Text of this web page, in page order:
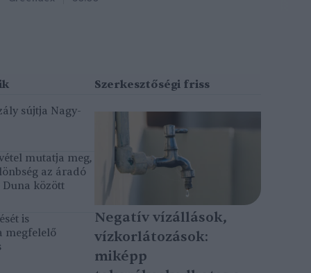
sújtja Nagy-
mutatja meg,
az áradó
Duna között
is
megfelelő
Negatív vízállások,
vízkorlátozások:
miképp